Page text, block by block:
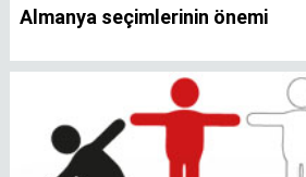
Almanya seçimlerinin önemi